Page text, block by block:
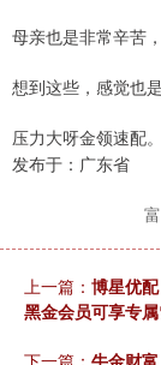
母亲也是非常辛苦
想到这些，感觉也
压力大呀金领速配
发布于：广东省
上一篇： 博星优
黑金会员可享专